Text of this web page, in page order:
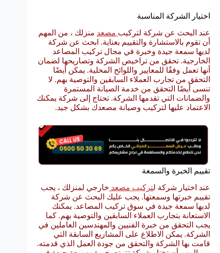
اختيار الشركة المناسبة
عند البحث عن شركة لتركيب مصعد منزلك ، من المهم
أن تقوم بالاستشارة والتقييم بعناية. ابحث عن شركة
لديها سمعة جيدة وخبرة في مجال تركيب المصاعد
الخارجية. تحقق من تراخيص الشركة وتصاريحها لضمان
أنها تعمل وفقًا للمعايير واللوائح المحلية. يمكن أيضًا
التحقق من تجارب العملاء السابقين والتوصية بهم. لا
تنسى أيضًا التحقق من خدمة الصيانة المستمرة
والضمانات التي تقدمها الشركة. تحتاج إلى شركة يمكنك
الاعتماد عليها لتركيب وصيانة مصعدك بشكل جيد.
تقييم الخبرة والسمعة
عند اختيار شركة لتركيب مصعد خارجي لمنزلك ، يجب
تقييم خبرتها وسمعتها. يجب عليك البحث عن شركة
لديها سمعة جيدة في سوق تركيب المصاعد. يمكنك
الاستعانة بتجارب العملاء السابقين والتوصية بهم. كما
يجب التحقق من خبرة الفنيين والمهندسين العاملين في
الشركة. يمكن الاطلاع على المشاريع السابقة التي
قامت بها الشركة والتحقق من جودة العمل الذي قدمته.